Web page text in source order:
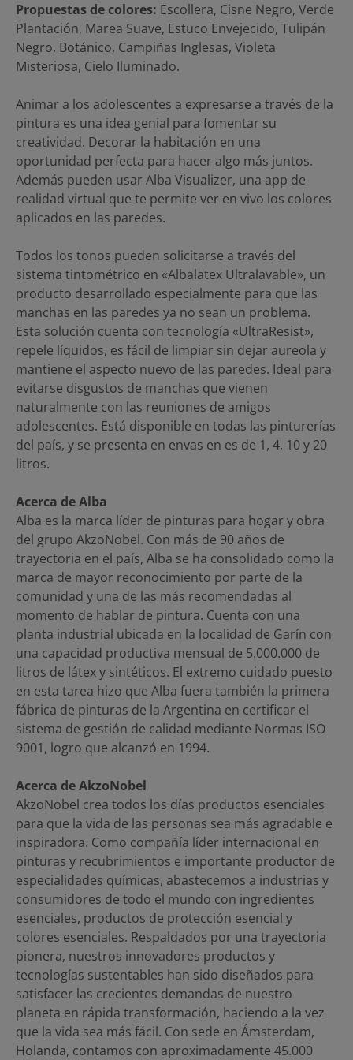
Propuestas de colores: Escollera, Cisne Negro, Verde
Plantación, Marea Suave, Estuco Envejecido, Tulipán
Negro, Botánico, Campiñas Inglesas, Violeta
Misteriosa, Cielo Iluminado.
Animar a los adolescentes a expresarse a través de la
pintura es una idea genial para fomentar su
creatividad. Decorar la habitación en una
oportunidad perfecta para hacer algo más juntos.
Además pueden usar Alba Visualizer, una app de
realidad virtual que te permite ver en vivo los colores
aplicados en las paredes.
Todos los tonos pueden solicitarse a través del
sistema tintométrico en «Albalatex Ultralavable», un
producto desarrollado especialmente para que las
manchas en las paredes ya no sean un problema.
Esta solución cuenta con tecnología «UltraResist»,
repele líquidos, es fácil de limpiar sin dejar aureola y
mantiene el aspecto nuevo de las paredes. Ideal para
evitarse disgustos de manchas que vienen
naturalmente con las reuniones de amigos
adolescentes. Está disponible en todas las pinturerías
del país, y se presenta en envas en es de 1, 4, 10 y 20
litros.
Acerca de Alba
Alba es la marca líder de pinturas para hogar y obra
del grupo AkzoNobel. Con más de 90 años de
trayectoria en el país, Alba se ha consolidado como la
marca de mayor reconocimiento por parte de la
comunidad y una de las más recomendadas al
momento de hablar de pintura. Cuenta con una
planta industrial ubicada en la localidad de Garín con
una capacidad productiva mensual de 5.000.000 de
litros de látex y sintéticos. El extremo cuidado puesto
en esta tarea hizo que Alba fuera también la primera
fábrica de pinturas de la Argentina en certificar el
sistema de gestión de calidad mediante Normas ISO
9001, logro que alcanzó en 1994.
Acerca de AkzoNobel
AkzoNobel crea todos los días productos esenciales
para que la vida de las personas sea más agradable e
inspiradora. Como compañía líder internacional en
pinturas y recubrimientos e importante productor de
especialidades químicas, abastecemos a industrias y
consumidores de todo el mundo con ingredientes
esenciales, productos de protección esencial y
colores esenciales. Respaldados por una trayectoria
pionera, nuestros innovadores productos y
tecnologías sustentables han sido diseñados para
satisfacer las crecientes demandas de nuestro
planeta en rápida transformación, haciendo a la vez
que la vida sea más fácil. Con sede en Ámsterdam,
Holanda, contamos con aproximadamente 45.000